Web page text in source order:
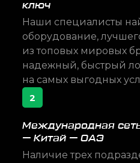
ключ
Наши специалисты
оборудование,
из топовых мировых
надежный, быстрый
на самых выгодных
2
Международная
— Китай — ОАЭ
Наличие трех